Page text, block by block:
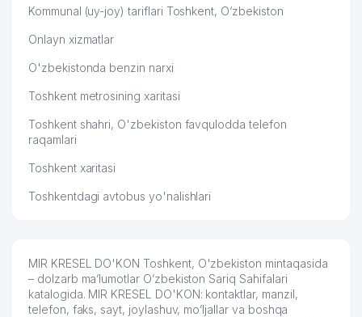
Kommunal (uy-joy) tariflari Toshkent, O‘zbekiston
Onlayn xizmatlar
O'zbekistonda benzin narxi
Toshkent metrosining xaritasi
Toshkent shahri, O'zbekiston favqulodda telefon
raqamlari
Toshkent xaritasi
Toshkentdagi avtobus yo'nalishlari
MIR KRESEL DO'KON Toshkent, O'zbekiston mintaqasida
– dolzarb ma’lumotlar O’zbekiston Sariq Sahifalari
katalogida. MIR KRESEL DO'KON: kontaktlar, manzil,
telefon, faks, sayt, joylashuv, mo’ljallar va boshqa